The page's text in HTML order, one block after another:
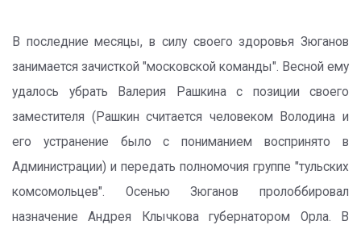
В последние месяцы, в силу своего здоровья Зюганов
занимается зачисткой "московской команды". Весной ему
удалось убрать Валерия Рашкина с позиции своего
заместителя (Рашкин считается человеком Володина и
его устранение было с пониманием воспринято в
Администрации) и передать полномочия группе "тульских
комсомольцев". Осенью Зюганов пролоббировал
назначение Андрея Клычкова губернатором Орла. В